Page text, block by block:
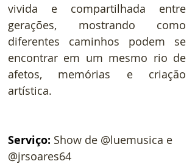
vivida e compartilhada entre
gerações, mostrando como
diferentes caminhos podem se
encontrar em um mesmo rio de
afetos, memórias e criação
artística.
Serviço: Show de @luemusica e
@jrsoares64